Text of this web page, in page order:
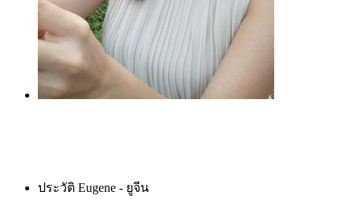
ประวัติ Eugene - ยูจีน